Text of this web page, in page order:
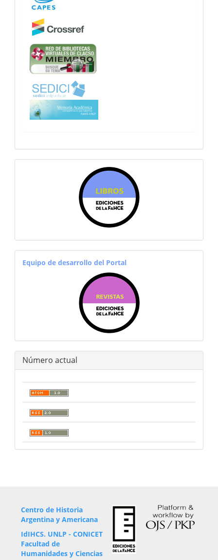
equiporevistas
Equipo de desarrollo del Portal
Número actual
Centro de Historia
Argentina y Americana
IdIHCS. UNLP - CONICET
Facultad de
Humanidades y Ciencias